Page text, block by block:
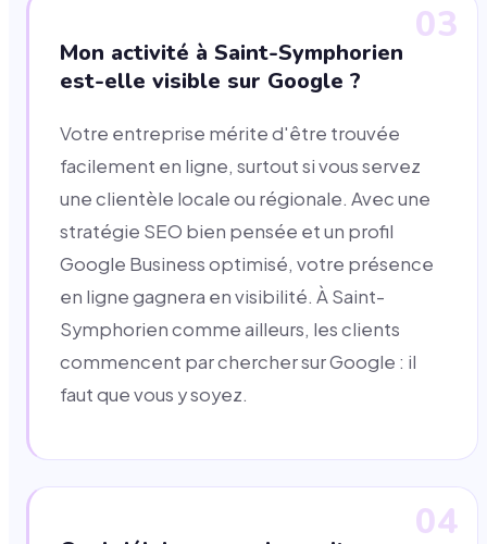
03
Mon activité à Saint-Symphorien
est-elle visible sur Google ?
Votre entreprise mérite d'être trouvée
facilement en ligne, surtout si vous servez
une clientèle locale ou régionale. Avec une
stratégie SEO bien pensée et un profil
Google Business optimisé, votre présence
en ligne gagnera en visibilité. À Saint-
Symphorien comme ailleurs, les clients
commencent par chercher sur Google : il
faut que vous y soyez.
04